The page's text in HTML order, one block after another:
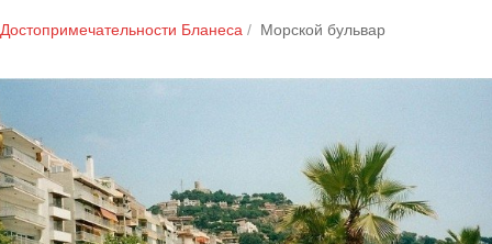
Достопримечательности Бланеса Морской бульвар